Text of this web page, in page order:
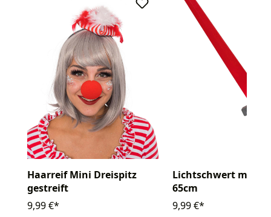
Haarreif Mini Dreispitz
gestreift
9,99 €*
Lichtschwert mit
65cm
9,99 €*